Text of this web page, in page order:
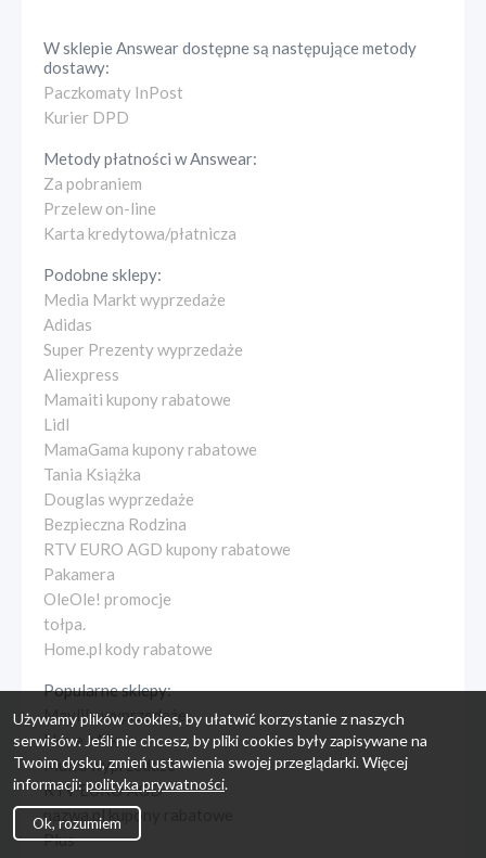
W sklepieAnsweardostępne są następujące metody
dostawy:
Paczkomaty InPost
Kurier DPD
Metody płatności wAnswear:
Za pobraniem
Przelew on-line
Karta kredytowa/płatnicza
Podobne sklepy:
Media Markt wyprzedaże
Adidas
Super Prezenty wyprzedaże
Aliexpress
Mamaiti kupony rabatowe
Lidl
MamaGama kupony rabatowe
Tania Książka
Douglas wyprzedaże
Bezpieczna Rodzina
RTV EURO AGD kupony rabatowe
Pakamera
OleOle! promocje
tołpa.
Home.pl kody rabatowe
Popularne sklepy:
Maylily wyprzedaże
I love Milk
Multu wyprzedaże
RTV EURO AGD
nazwa.pl kupony rabatowe
Plus
Używamy plików cookies, by ułatwić korzystanie z naszych
serwisów. Jeśli nie chcesz, by pliki cookies były zapisywane na
Twoim dysku, zmień ustawienia swojej przeglądarki. Więcej
informacji: polityka prywatności.
Ok, rozumiem